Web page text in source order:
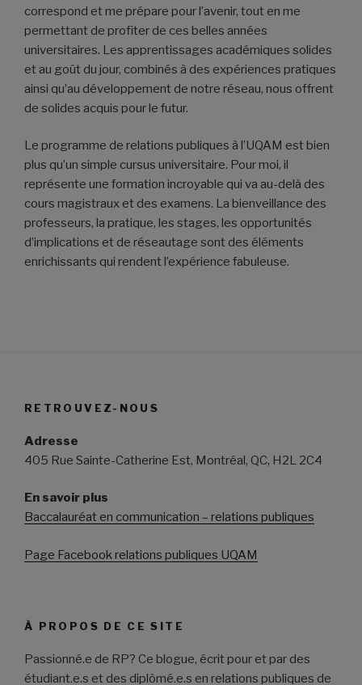
correspond et me prépare pour l’avenir, tout en me
permettant de profiter de ces belles années
universitaires. Les apprentissages académiques solides
et au goût du jour, combinés à des expériences pratiques
ainsi qu’au développement de notre réseau, nous offrent
de solides acquis pour le futur.
Le programme de relations publiques à l’UQAM est bien
plus qu’un simple cursus universitaire. Pour moi, il
représente une formation incroyable qui va au-delà des
cours magistraux et des examens. La bienveillance des
professeurs, la pratique, les stages, les opportunités
d’implications et de réseautage sont des éléments
enrichissants qui rendent l’expérience fabuleuse.
RETROUVEZ-NOUS
Adresse
405 Rue Sainte-Catherine Est, Montréal, QC, H2L 2C4
En savoir plus
Baccalauréat en communication – relations publiques
Page Facebook relations publiques UQAM
À PROPOS DE CE SITE
Passionné.e de RP? Ce blogue, écrit pour et par des
étudiant.e.s et des diplômé.e.s en relations publiques de